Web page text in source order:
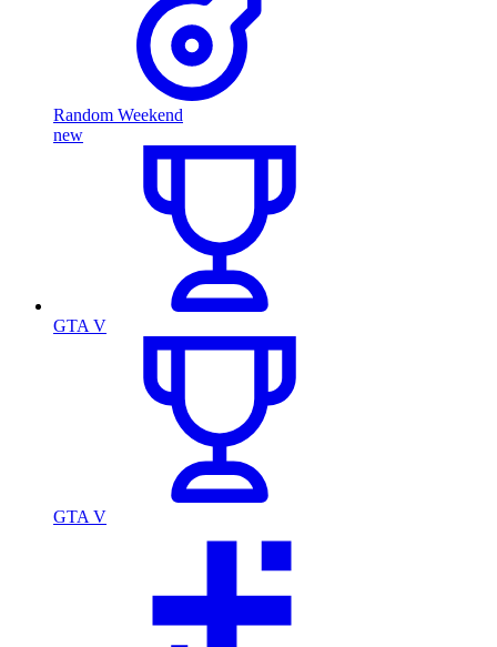
Random Weekend
new
GTA V
GTA V